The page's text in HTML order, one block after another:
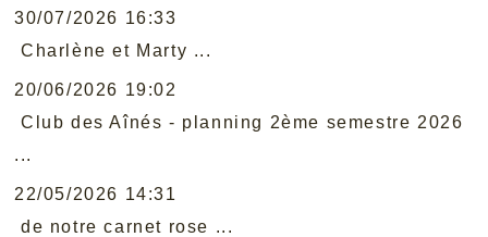
30/07/2026 16:33
Charlène et Marty ...
20/06/2026 19:02
Club des Aînés - planning 2ème semestre 2026
...
22/05/2026 14:31
de notre carnet rose ...